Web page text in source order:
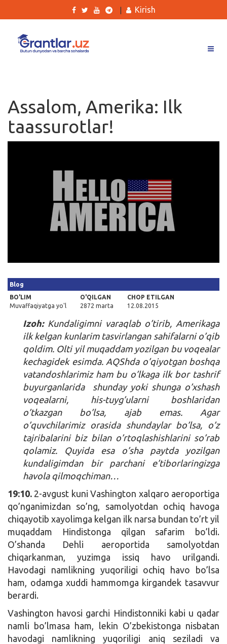
Ishlar
Kurslar
Kirish
Assalom, Amerika: Ilk
taassurotlar!
Blog
BO'LIM
Muvaffaqiyatga yo'l
O'QILGAN
2872 marta
CHOP ETILGAN
12.08.2015
Izoh:Kundaligimni varaqlab o’tirib, Amerikaga
ilk kelgan kunlarim tasvirlangan sahifalarni o’qib
qoldim. Olti yil muqaddam yozilgan bu voqealar
kechagidek esimda. AQShda o’qiyotgan boshqa
vatandoshlarimiz ham bu o’lkaga ilk bor tashrif
buyurganlarida shunday yoki shunga o’xshash
voqealarni, his-tuyg’ularni boshlaridan
o’tkazgan bo’lsa, ajab emas. Agar
o’quvchilarimiz orasida shundaylar bo’lsa, o’z
tajribalarini biz bilan o’rtoqlashishlarini so’rab
qolamiz. Quyida esa o’sha paytda yozilgan
kundaligimdan bir parchani e’tiborlaringizga
havola qilmoqchiman…
19:10. 2-avgust kuni Vashington xalqaro aeroportiga
qo’nganimizdan so’ng, samolyotdan ochiq havoga
chiqayotib xayolimga kelgan ilk narsa bundan to’rt yil
muqaddam Hindistonga qilgan safarim bo’ldi.
O’shanda Dehli aeroportida samolyotdan
chiqarkanman, yuzimga issiq havo urilgandi.
Havodagi namlikning yuqoriligi ochiq havo bo’lsa
ham, odamga xuddi hammomga kirgandek tasavvur
berardi.
Vashington havosi garchi Hindistonniki kabi u qadar
namli bo’lmasa ham, lekin O’zbekistonga nisbatan
havodagi namlikning yuqoriligi aniq seziladi va